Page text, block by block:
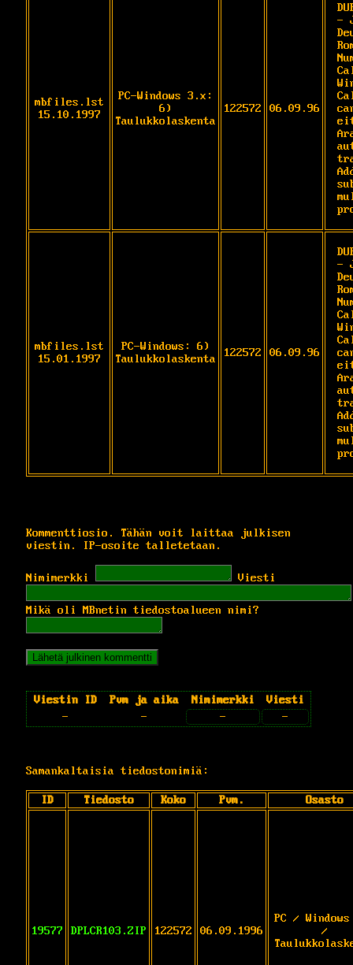
mbfiles.lst
15.10.1997
PC-Windows 3.x:
6)
Taulukkolaskenta
122572 06.09.96
-
mbfiles.lst
15.01.1997
PC-Windows: 6)
Taulukkolaskenta
122572 06.09.96
-
Kommenttiosio. Tähän voit laittaa julkisen
viestin. IP-osoite talletetaan.
Nimimerkki Viesti
Mikä oli MBnetin tiedostoalueen nimi?
Viestin ID Pvm ja aika Nimimerkki
Viesti
-
- - -
Samankaltaisia tiedostonimiä:
ID Tiedosto Koko Pvm. Osasto
19577 DPLCR103.ZIP 122572 06.09.1996
PC /
/